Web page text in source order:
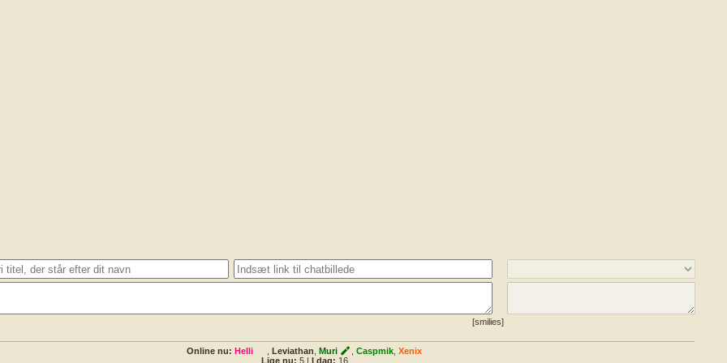
[smilies]
Online nu:Helli Leviathan Muri Caspmik, Xenix
Lige nu: 5| I dag: 16